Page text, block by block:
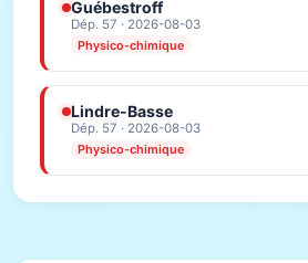
Guébestroff
Dép. 57 · 2026-08-03
Physico-chimique
Lindre-Basse
Dép. 57 · 2026-08-03
Physico-chimique